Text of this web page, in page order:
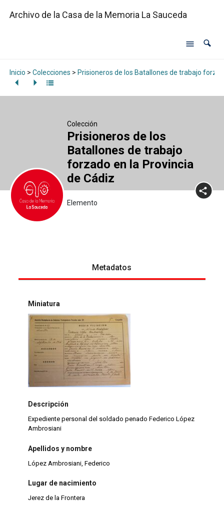
Archivo de la Casa de la Memoria La Sauceda
Inicio > Colecciones > Prisioneros de los Batallones de trabajo
Colección
Prisioneros de los
Batallones de trabajo
forzado en la Provincia
de Cádiz
Elemento
Metadatos
Miniatura
Descripción
Expediente personal del soldado penado Federico López
Ambrosiani
Apellidos y nombre
López Ambrosiani, Federico
Lugar de nacimiento
Jerez de la Frontera